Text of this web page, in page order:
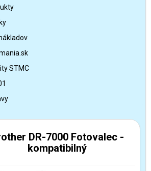
STMC
DR-7000 Fotovalec -
kompatibilný